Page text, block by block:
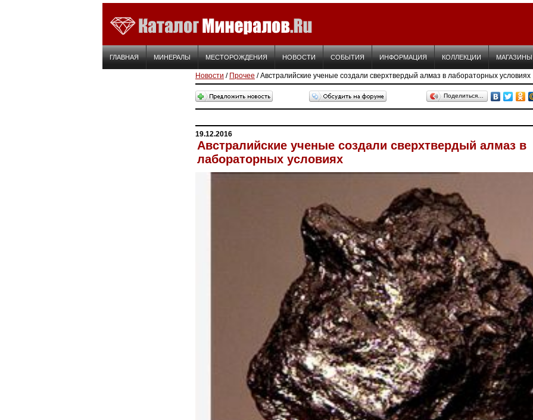
ГЛАВНАЯ МИНЕРАЛЫ МЕСТОРОЖДЕНИЯ НОВОСТИ СОБЫТИЯ ИНФОРМАЦИЯ КОЛЛЕКЦИИ МАГАЗИНЫ
Новости / Прочее / Австралийские ученые создали сверхтвердый алмаз в лабораторных условиях
Поделиться…
19.12.2016
Австралийские ученые создали сверхтвердый алмаз в
лабораторных условиях